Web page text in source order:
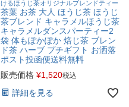
けるほうじ茶オリジナルブレンドティー
茶葉 お茶 大人 ほうじ茶 ほうじ
茶ブレンド キャラメルほうじ茶
キャラメルダンスパーティー2
袋 体もぽかぽか 焙じ茶 ブレン
ド茶 ハーブ プチギフト お洒落
ポスト投函便送料無料
販売価格 ¥1,520税込
詳細を見る